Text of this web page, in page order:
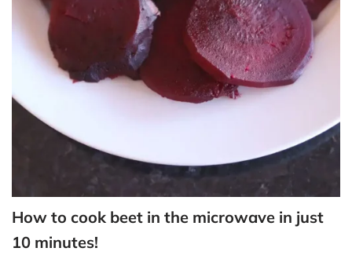
How to cook beet in the microwave in just
10 minutes!